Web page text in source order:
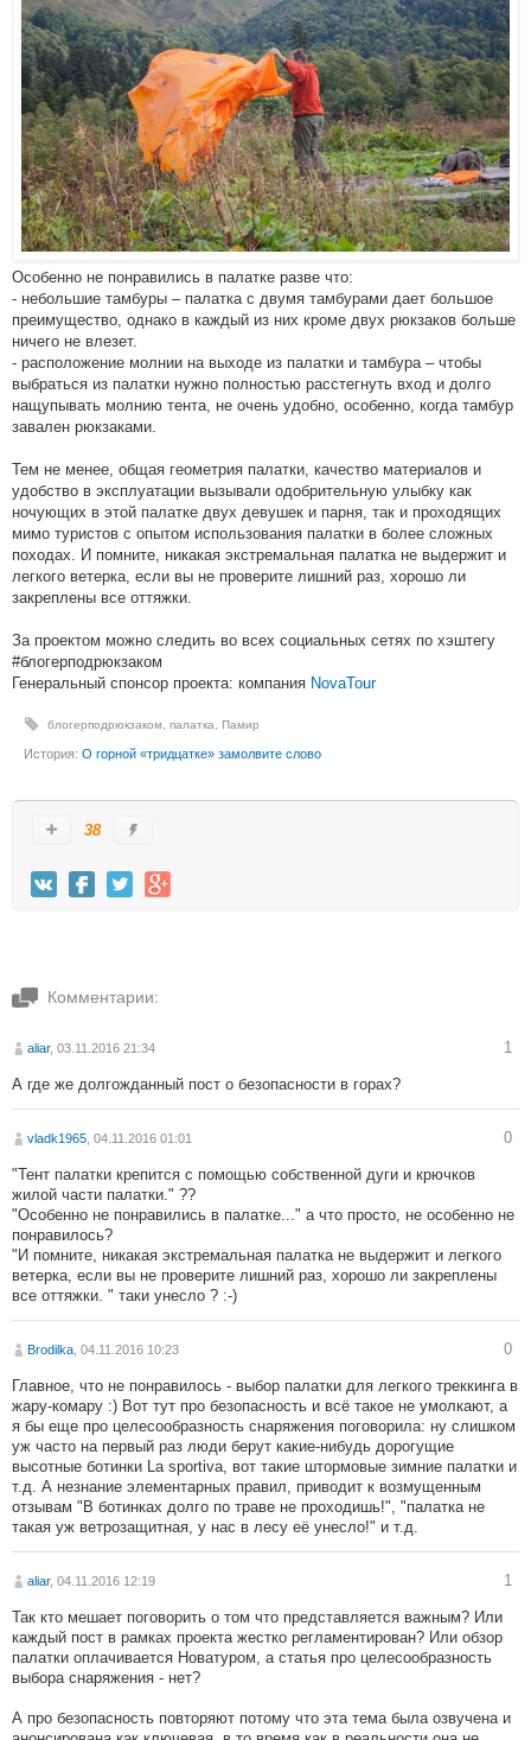
Особенно не понравились в палатке разве что:
- небольшие тамбуры – палатка с двумя тамбурами дает большое
преимущество, однако в каждый из них кроме двух рюкзаков больше
ничего не влезет.
- расположение молнии на выходе из палатки и тамбура – чтобы
выбраться из палатки нужно полностью расстегнуть вход и долго
нащупывать молнию тента, не очень удобно, особенно, когда тамбур
завален рюкзаками.
Тем не менее, общая геометрия палатки, качество материалов и
удобство в эксплуатации вызывали одобрительную улыбку как
ночующих в этой палатке двух девушек и парня, так и проходящих
мимо туристов с опытом использования палатки в более сложных
походах. И помните, никакая экстремальная палатка не выдержит и
легкого ветерка, если вы не проверите лишний раз, хорошо ли
закреплены все оттяжки.
За проектом можно следить во всех социальных сетях по хэштегу
#блогерподрюкзаком
Генеральный спонсор проекта: компания NovaTour
блогерподрюкзаком палатка Памир
История: О горной «тридцатке» замолвите слово
38
Комментарии:
aliar, 03.11.2016 21:34 1
А где же долгожданный пост о безопасности в горах?
vladk1965 , 04.11.2016 01:01 0
"Тент палатки крепится с помощью собственной дуги и крючков
жилой части палатки." ??
"Особенно не понравились в палатке..." а что просто, не особенно не
понравилось?
"И помните, никакая экстремальная палатка не выдержит и легкого
ветерка, если вы не проверите лишний раз, хорошо ли закреплены
все оттяжки. " таки унесло ? :-)
Brodilka , 04.11.2016 10:23 0
Главное, что не понравилось - выбор палатки для легкого треккинга в
жару-комару :) Вот тут про безопасность и всё такое не умолкают, а
я бы еще про целесообразность снаряжения поговорила: ну слишком
уж часто на первый раз люди берут какие-нибудь дорогущие
высотные ботинки La sportiva, вот такие штормовые зимние палатки и
т.д. А незнание элементарных правил, приводит к возмущенным
отзывам "В ботинках долго по траве не проходишь!", "палатка не
такая уж ветрозащитная, у нас в лесу её унесло!" и т.д.
aliar, 04.11.2016 12:19 1
Так кто мешает поговорить о том что представляется важным? Или
каждый пост в рамках проекта жестко регламентирован? Или обзор
палатки оплачивается Новатуром, а статья про целесообразность
выбора снаряжения - нет?
А про безопасность повторяют потому что эта тема была озвучена и